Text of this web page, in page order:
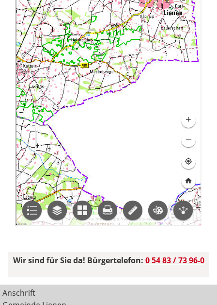
Wir sind für Sie da! Bürgertelefon: 0 54 83 / 73 96-0
Anschrift